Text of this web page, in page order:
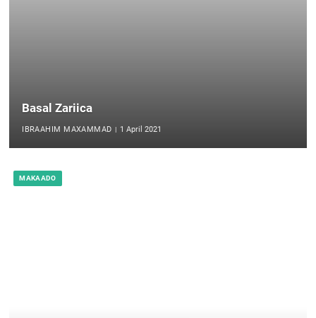
Basal Zariica
IBRAAHIM MAXAMMAD 1 April 2021
MAKAADO